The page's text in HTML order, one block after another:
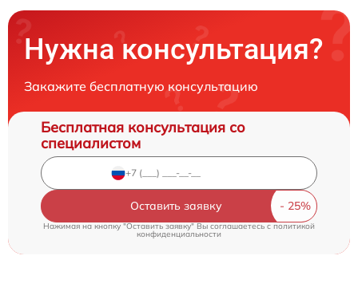
Нужна консультация?
Закажите бесплатную консультацию
Бесплатная консультация со
специалистом
Оставить заявку
Нажимая на кнопку "Оставить заявку" Вы соглашаетесь cполитикой
конфиденциальности